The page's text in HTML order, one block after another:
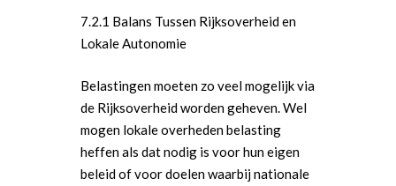
7.2.1 Balans Tussen Rijksoverheid en
Lokale Autonomie
Belastingen moeten zo veel mogelijk via
de Rijksoverheid worden geheven. Wel
mogen lokale overheden belasting
heffen als dat nodig is voor hun eigen
beleid of voor doelen waarbij nationale
Word actief